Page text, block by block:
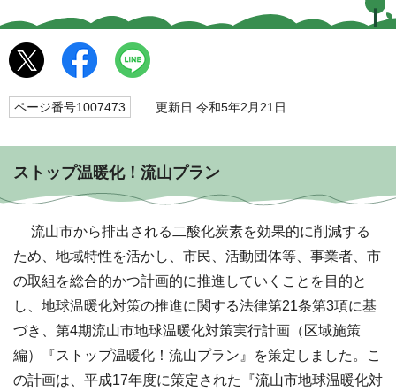
ページ番号1007473 更新日 令和5年2月21日
ストップ温暖化！流山プラン
流山市から排出される二酸化炭素を効果的に削減する
ため、地域特性を活かし、市民、活動団体等、事業者、市
の取組を総合的かつ計画的に推進していくことを目的と
し、地球温暖化対策の推進に関する法律第21条第3項に基
づき、第4期流山市地球温暖化対策実行計画（区域施策
編）『ストップ温暖化！流山プラン』を策定しました。こ
の計画は、平成17年度に策定された『流山市地球温暖化対